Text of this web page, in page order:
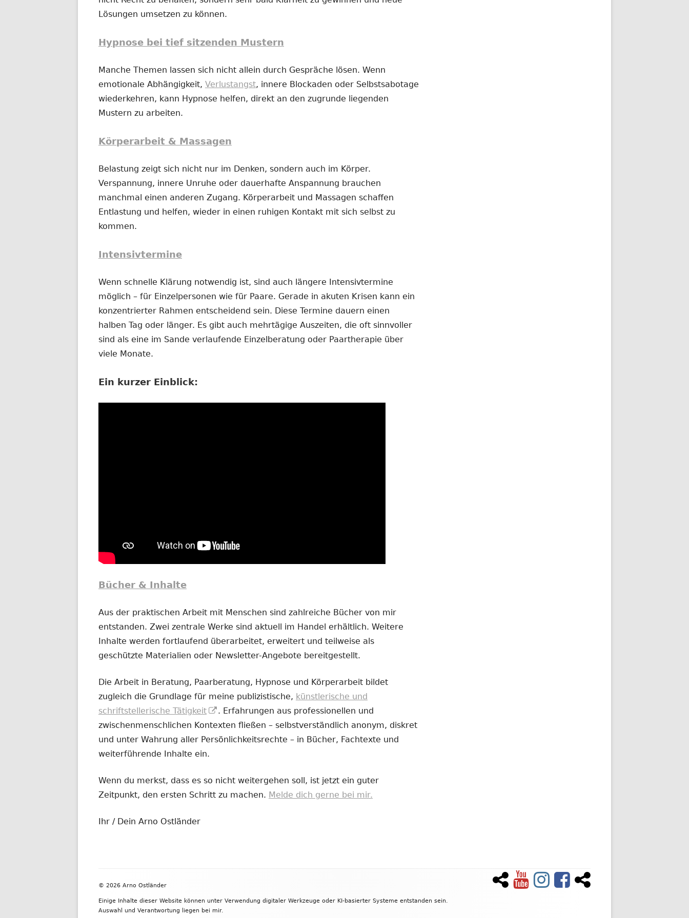
Lösungen umsetzen zu können.
Hypnose bei tief sitzenden Mustern
Manche Themen lassen sich nicht allein durch Gespräche lösen. Wenn
emotionale Abhängigkeit, Verlustangst, innere Blockaden oder Selbstsabotage
wiederkehren, kann Hypnose helfen, direkt an den zugrunde liegenden
Mustern zu arbeiten.
Körperarbeit & Massagen
Belastung zeigt sich nicht nur im Denken, sondern auch im Körper.
Verspannung, innere Unruhe oder dauerhafte Anspannung brauchen
manchmal einen anderen Zugang. Körperarbeit und Massagen schaffen
Entlastung und helfen, wieder in einen ruhigen Kontakt mit sich selbst zu
kommen.
Intensivtermine
Wenn schnelle Klärung notwendig ist, sind auch längere Intensivtermine
möglich – für Einzelpersonen wie für Paare. Gerade in akuten Krisen kann ein
konzentrierter Rahmen entscheidend sein. Diese Termine dauern einen
halben Tag oder länger. Es gibt auch mehrtägige Auszeiten, die oft sinnvoller
sind als eine im Sande verlaufende Einzelberatung oder Paartherapie über
viele Monate.
Ein kurzer Einblick:
Bücher & Inhalte
Aus der praktischen Arbeit mit Menschen sind zahlreiche Bücher von mir
entstanden. Zwei zentrale Werke sind aktuell im Handel erhältlich. Weitere
Inhalte werden fortlaufend überarbeitet, erweitert und teilweise als
geschützte Materialien oder Newsletter-Angebote bereitgestellt.
Die Arbeit in Beratung, Paarberatung, Hypnose und Körperarbeit bildet
zugleich die Grundlage für meine publizistische, künstlerische und
schriftstellerische Tätigkeit
In
neuem
Fenster
. Erfahrungen aus professionellen und
zwischenmenschlichen Kontexten fließen – selbstverständlich anonym, diskret
und unter Wahrung aller Persönlichkeitsrechte – in Bücher, Fachtexte und
weiterführende Inhalte ein.
Wenn du merkst, dass es so nicht weitergehen soll, ist jetzt ein guter
Zeitpunkt, den ersten Schritt zu machen. Melde dich gerne bei mir.
Ihr / Dein Arno Ostländer
Inhalt
© 2026 Arno Ostländer
Einige Inhalte dieser Website können unter Verwendung digitaler Werkzeuge oder KI-basierter Systeme entstanden sein.
Auswahl und Verantwortung liegen bei mir.
NewsletterYouTubeInstagramFacebookTiktok